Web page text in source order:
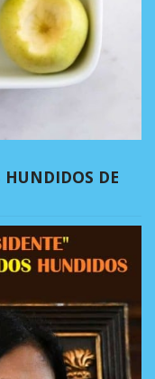
HUNDIDOS DE